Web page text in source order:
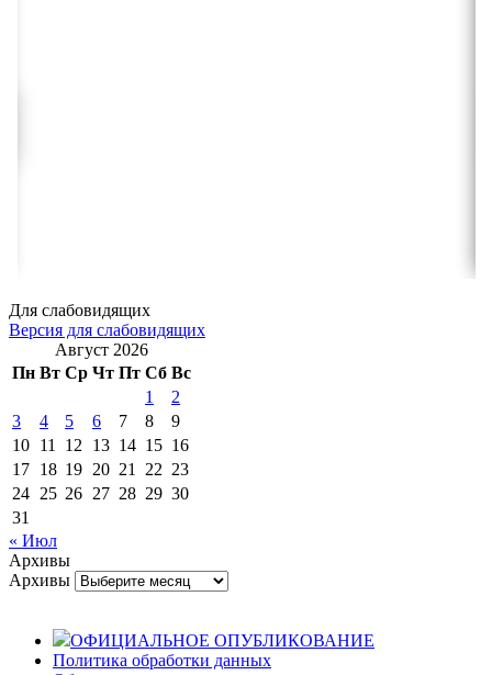
Для слабовидящих
Версия для слабовидящих
Август 2026
Пн Вт Ср Чт Пт Сб Вс
1
2
3
4 5 6 7 8
9
10 11 12 13 14 15 16
17 18 19 20 21 22 23
24 25 26 27 28 29 30
31
« Июл
Архивы
Архивы
ОФИЦИАЛЬНОЕ ОПУБЛИКОВАНИЕ
Политика обработки данных